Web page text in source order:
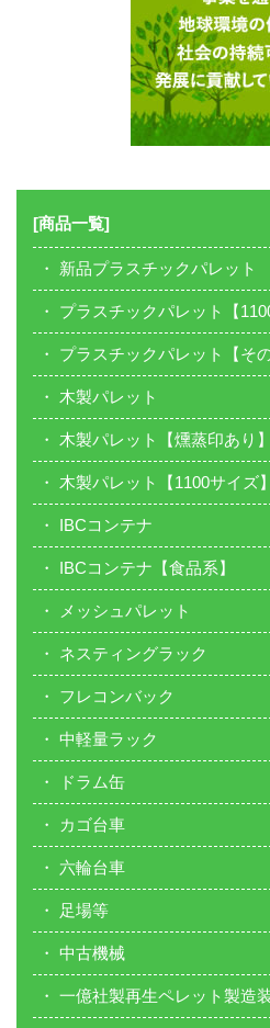
[商品一覧]
新品プラスチックパレット
プラスチックパレット【
プラスチックパレット【そ
木製パレット
木製パレット【燻蒸印あり】
木製パレット【1100サイズ】
IBCコンテナ
IBCコンテナ【食品系】
メッシュパレット
ネスティングラック
フレコンバック
中軽量ラック
ドラム缶
カゴ台車
六輪台車
足場等
中古機械
一億社製再生ペレット製造